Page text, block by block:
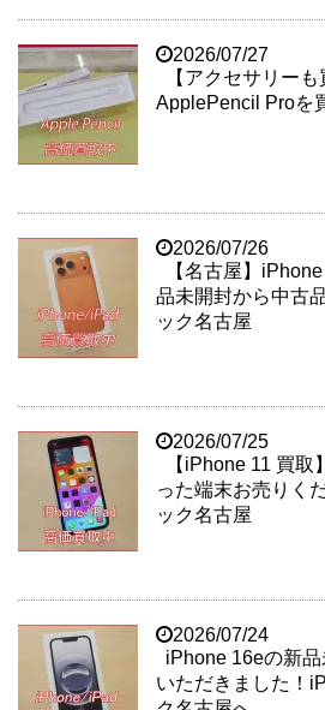
2026/07/27
【アクセサリーも
ApplePencil Proを
2026/07/26
【名古屋】
品未開封から中古
ック名古屋
2026/07/25
【iPhone 11 買
った端末お売りく
ック名古屋
2026/07/24
iPhone 16eの新
いただきました！